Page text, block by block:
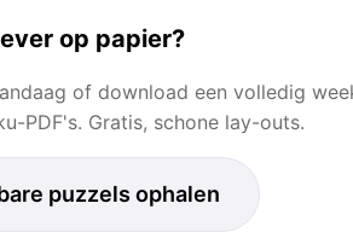
op papier?
of download een volledig
PDF's. Gratis, schone lay-outs.
puzzels ophalen